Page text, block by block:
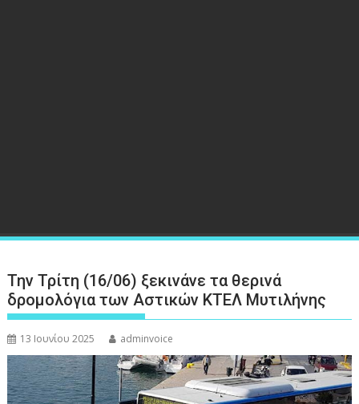
Την Τρίτη (16/06) ξεκινάνε τα θερινά
δρομολόγια των Αστικών ΚΤΕΛ Μυτιλήνης
13 Ιουνίου 2025 adminvoice